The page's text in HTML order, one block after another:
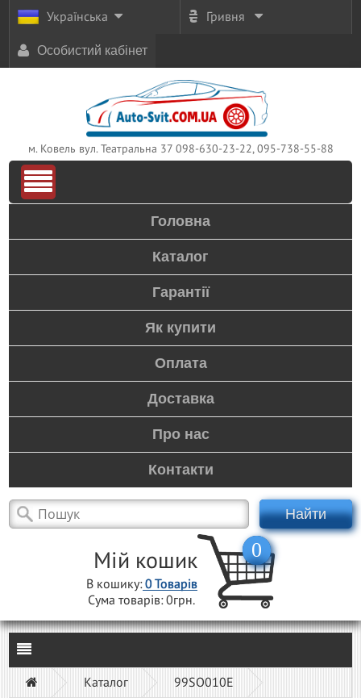
Українська Гривня
Особистий кабінет
м. Ковель вул. Театральна 37 098-630-23-22, 095-738-55-88
Головна
Каталог
Гарантії
Як купити
Оплата
Доставка
Про нас
Контакти
Найти
Мій кошик
В кошику:0Товарів
Сума товарів:0грн.
0
Каталог 99SO010E